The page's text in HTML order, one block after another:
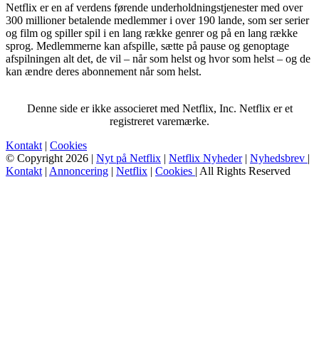
Netflix er en af verdens førende underholdningstjenester med over
300 millioner betalende medlemmer i over 190 lande, som ser serier
og film og spiller spil i en lang række genrer og på en lang række
sprog. Medlemmerne kan afspille, sætte på pause og genoptage
afspilningen alt det, de vil – når som helst og hvor som helst – og de
kan ændre deres abonnement når som helst.
Denne side er ikke associeret med Netflix, Inc. Netflix er et
registreret varemærke.
Kontakt | Cookies
© Copyright 2026 | Nyt på Netflix | Netflix Nyheder| Nyhedsbrev |
Kontakt | Annoncering | Netflix | Cookies | All Rights Reserved